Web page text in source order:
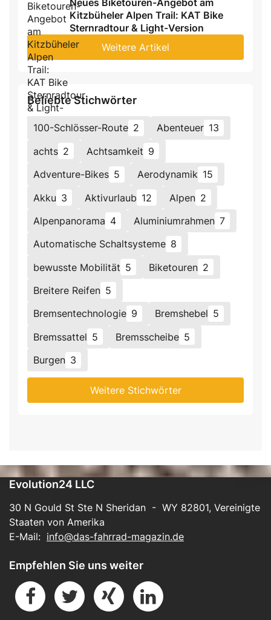
Neues Biketouren-Angebot am
Kitzbüheler Alpen Trail: KAT Bike
Sternradtour & Light-Version
Weitere Artikel
Beliebte Stichwörter
100-Schlösser-Route 2 Abenteuer 13
achts 2 Achtsamkeit 9
Adventure-Bikes 5 Aerodynamik 15
Akku 3 Aktivurlaub 12 Alpen 2
Alpenpanorama 4 Aluminiumrahmen 7
Automatische Schaltsysteme 8
bewusste Mobilität 5 Biketouren 2
Breitere Reifen 5
Bremsentechnologie 9 Bremshebel 5
Bremssattel 5 Bremsscheibe 5
Burgen 3
Weitere Stichwörter
Evolution24 LLC
30 N Gould St Ste N Sheridan - WY 82801, Vereinigte
Staaten von Amerika
E-Mail: info@das-fahrrad-magazin.de
Empfehlen Sie uns weiter